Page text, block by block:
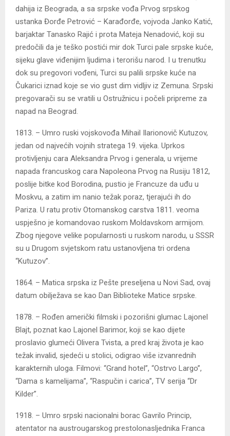
dahija iz Beograda, a sa srpske vođa Prvog srpskog
ustanka Đorđe Petrović – Karađorđe, vojvoda Janko Katić,
barjaktar Tanasko Rajić i prota Mateja Nenadović, koji su
predočili da je teško postići mir dok Turci pale srpske kuće,
sijeku glave viđenijim ljudima i terorišu narod. I u trenutku
dok su pregovori vođeni, Turci su palili srpske kuće na
Čukarici iznad koje se vio gust dim vidljiv iz Zemuna. Srpski
pregovarači su se vratili u Ostružnicu i počeli pripreme za
napad na Beograd.
1813. – Umro ruski vojskovođa Mihail Ilarionovič Kutuzov,
jedan od najvećih vojnih stratega 19. vijeka. Uprkos
protivljenju cara Aleksandra Prvog i generala, u vrijeme
napada francuskog cara Napoleona Prvog na Rusiju 1812,
poslije bitke kod Borodina, pustio je Francuze da uđu u
Moskvu, a zatim im nanio težak poraz, tjerajući ih do
Pariza. U ratu protiv Otomanskog carstva 1811. veoma
uspješno je komandovao ruskom Moldavskom armijom.
Zbog njegove velike popularnosti u ruskom narodu, u SSSR
su u Drugom svjetskom ratu ustanovljena tri ordena
“Kutuzov”.
1864. – Matica srpska iz Pešte preseljena u Novi Sad, ovaj
datum obilježava se kao Dan Biblioteke Matice srpske.
1878. – Rođen američki filmski i pozorišni glumac Lajonel
Blajt, poznat kao Lajonel Barimor, koji se kao dijete
proslavio glumeći Olivera Tvista, a pred kraj života je kao
težak invalid, sjedeći u stolici, odigrao više izvanrednih
karakternih uloga. Filmovi: “Grand hotel”, “Ostrvo Largo”,
“Dama s kamelijama”, “Raspučin i carica”, TV serija “Dr
Kilder”.
1918. – Umro srpski nacionalni borac Gavrilo Princip,
atentator na austrougarskog prestolonasljednika Franca